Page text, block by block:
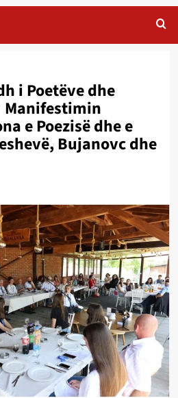
i Poetëve dhe
Manifestimin
e Poezisë dhe e
Bujanovc dhe